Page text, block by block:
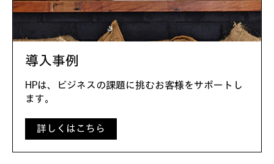
導入事例
HPは、ビジネスの課題に挑むお客様をサポートし
ます。
詳しくはこちら